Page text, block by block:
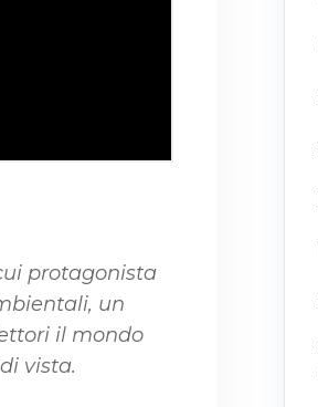
protagonista
un
il mondo
vista.